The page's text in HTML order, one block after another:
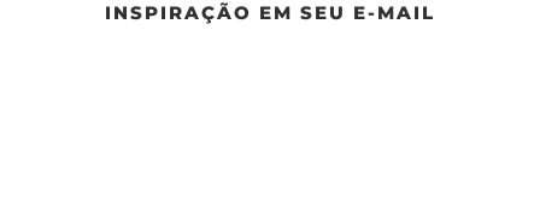
INSPIRAÇÃO EM SEU E-MAIL